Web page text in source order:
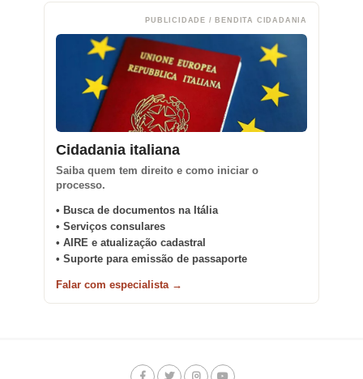
PUBLICIDADE / BENDITA CIDADANIA
Cidadania italiana
Saiba quem tem direito e como iniciar o
processo.
• Busca de documentos na Itália
• Serviços consulares
• AIRE e atualização cadastral
• Suporte para emissão de passaporte
Falar com especialista →